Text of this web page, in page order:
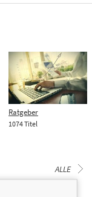
Ratgeber
1074 Titel
ALLE